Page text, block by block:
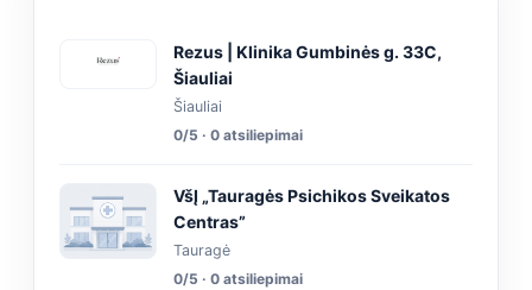
Rezus | Klinika Gumbinės g. 33C,
Šiauliai
Šiauliai
0/5 · 0 atsiliepimai
VšĮ „Tauragės Psichikos Sveikatos
Centras”
Tauragė
0/5 · 0 atsiliepimai